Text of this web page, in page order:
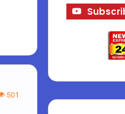
501